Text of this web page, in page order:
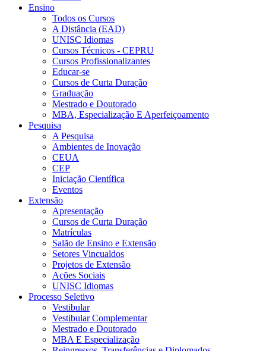
Ensino
Todos os Cursos
A Distância (EAD)
UNISC Idiomas
Cursos Técnicos - CEPRU
Cursos Profissionalizantes
Educar-se
Cursos de Curta Duração
Graduação
Mestrado e Doutorado
MBA, Especialização E Aperfeiçoamento
Pesquisa
A Pesquisa
Ambientes de Inovação
CEUA
CEP
Iniciação Científica
Eventos
Extensão
Apresentação
Cursos de Curta Duração
Matrículas
Salão de Ensino e Extensão
Setores Vincualdos
Projetos de Extensão
Ações Sociais
UNISC Idiomas
Processo Seletivo
Vestibular
Vestibular Complementar
Mestrado e Doutorado
MBA E Especialização